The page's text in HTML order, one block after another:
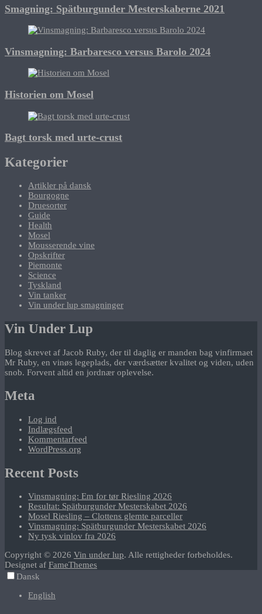
Smagning: Spätburgunder Mesterskaberne 2021
Vinsmagning: Barbaresco versus Barolo 2024
Historien om Mosel
Bagt torsk med urte-crust
Kategorier
Artikler på dansk
Bourgogne
Druesorter
Guide
Health
Mosel
Mousserende vine
Opskrifter
Piemonte
Science
Tyskland
Vin tanker
Vin under lup smagninger
Vin Under Lup
Blog skrevet af Jacob Ruby, der til daglig er manden bag vinfirmaet
Mr Ruby, en vinøs legeplads, der værdsætter kvalitet og viden, uden
snob. Forvent altid en jordnær oplevelse.
Meta
Log ind
Indlægsfeed
Kommentarfeed
WordPress.org
Recent Posts
Vinsmagning: Em for tør Riesling 2026
Resultat: Spätburgunder Mesterskabet 2026
Mosel Riesling – Clottens glemte parceller
Vinsmagning: Spätburgunder Mesterskabet 2026
Ny tysk vinlov fra 2026
Copyright © 2026 Vin under lup. Alle rettigheder forbeholdes.
Designet af FameThemes
Dansk
English